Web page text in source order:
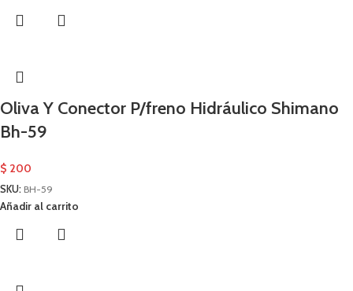
Oliva Y Conector P/freno Hidráulico Shimano
Bh-59
$ 200
SKU: BH-59
Añadir al carrito